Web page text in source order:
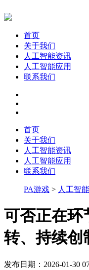
首页
关于我们
人工智能资讯
人工智能应用
联系我们
首页
关于我们
人工智能资讯
人工智能应用
联系我们
PA游戏 > 人工智
可否正在环
转、持续创
发布日期：2026-01-30